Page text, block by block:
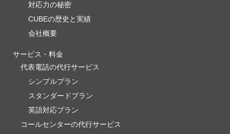
対応力の秘密
CUBEの歴史と実績
会社概要
サービス・料金
代表電話の代行サービス
シンプルプラン
スタンダードプラン
英語対応プラン
コールセンターの代行サービス